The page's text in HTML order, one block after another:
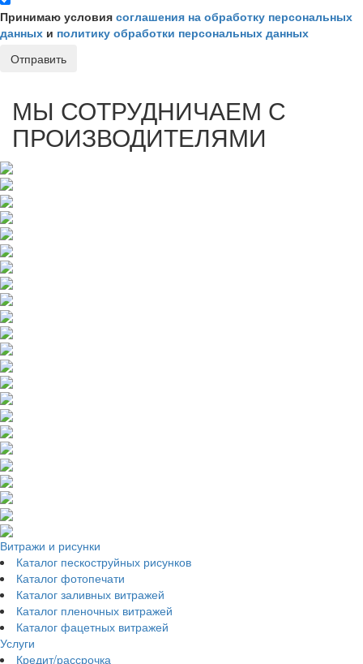
Принимаю условия соглашения на обработку персональных
данных и политику обработки персональных данных
Отправить
МЫ СОТРУДНИЧАЕМ С
ПРОИЗВОДИТЕЛЯМИ
Витражи и рисунки
Каталог пескоструйных рисунков
Каталог фотопечати
Каталог заливных витражей
Каталог пленочных витражей
Каталог фацетных витражей
Услуги
Кредит/рассрочка